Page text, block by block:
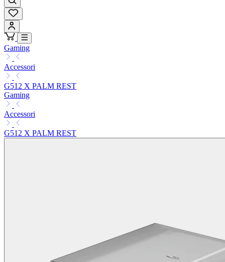
Gaming
Accessori
G512 X PALM REST
Gaming
Accessori
G512 X PALM REST